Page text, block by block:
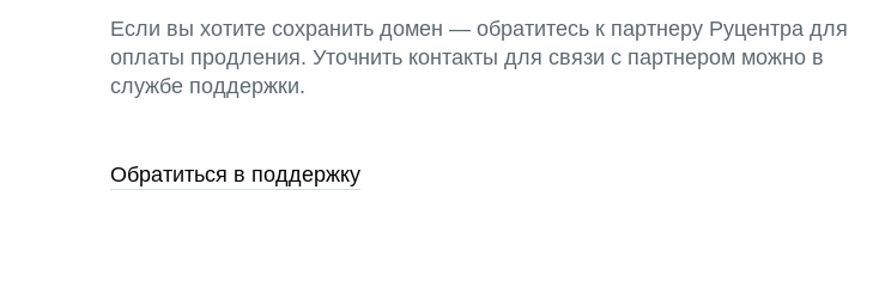
Если вы хотите сохранить домен — обратитесь к партнеру Руцентра для
оплаты продления. Уточнить контакты для связи с партнером можно в
службе поддержки.
Обратиться в поддержку